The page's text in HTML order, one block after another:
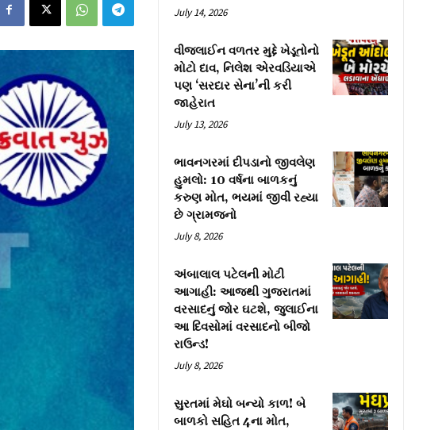
July 14, 2026
વીજલાઈન વળતર મુદ્દે ખેડૂતોનો
મોટો દાવ, નિલેશ એરવડિયાએ
પણ ‘સરદાર સેના’ની કરી
જાહેરાત
July 13, 2026
ભાવનગરમાં દીપડાનો જીવલેણ
હુમલો: 10 વર્ષના બાળકનું
કરુણ મોત, ભયમાં જીવી રહ્યા
છે ગ્રામજનો
July 8, 2026
અંબાલાલ પટેલની મોટી
આગાહી: આજથી ગુજરાતમાં
વરસાદનું જોર ઘટશે, જુલાઈના
આ દિવસોમાં વરસાદનો બીજો
રાઉન્ડ!
July 8, 2026
સુરતમાં મેઘો બન્યો કાળ! બે
બાળકો સહિત 4ના મોત,